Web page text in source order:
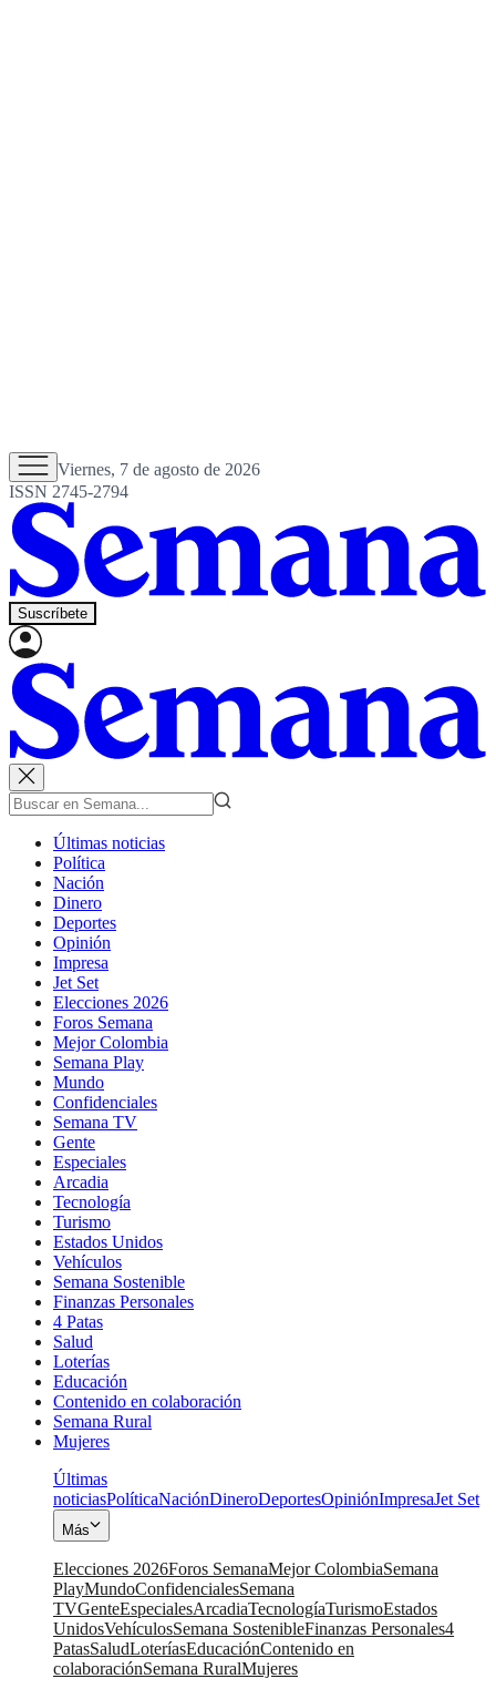
Viernes, 7 de agosto de 2026
ISSN 2745-2794
Suscríbete
Últimas noticias
Política
Nación
Dinero
Deportes
Opinión
Impresa
Jet Set
Elecciones 2026
Foros Semana
Mejor Colombia
Semana Play
Mundo
Confidenciales
Semana TV
Gente
Especiales
Arcadia
Tecnología
Turismo
Estados Unidos
Vehículos
Semana Sostenible
Finanzas Personales
4 Patas
Salud
Loterías
Educación
Contenido en colaboración
Semana Rural
Mujeres
Últimas
noticiasPolíticaNaciónDineroDeportesOpiniónImpresaJet Set
Más
Elecciones 2026Foros SemanaMejor ColombiaSemana
PlayMundoConfidencialesSemana
TVGenteEspecialesArcadiaTecnologíaTurismoEstados
UnidosVehículosSemana SostenibleFinanzas Personales4
PatasSaludLoteríasEducaciónContenido en
colaboraciónSemana RuralMujeres